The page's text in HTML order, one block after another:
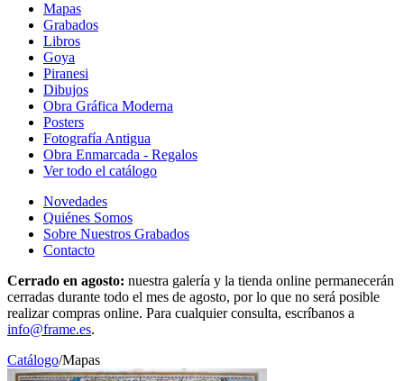
Mapas
Grabados
Libros
Goya
Piranesi
Dibujos
Obra Gráfica Moderna
Posters
Fotografía Antigua
Obra Enmarcada - Regalos
Ver todo el catálogo
Novedades
Quiénes Somos
Sobre Nuestros Grabados
Contacto
Cerrado en agosto: nuestra galería y la tienda online permanecerán
cerradas durante todo el mes de agosto, por lo que no será posible
realizar compras online. Para cualquier consulta, escríbanos a
info@frame.es.
Catálogo/Mapas